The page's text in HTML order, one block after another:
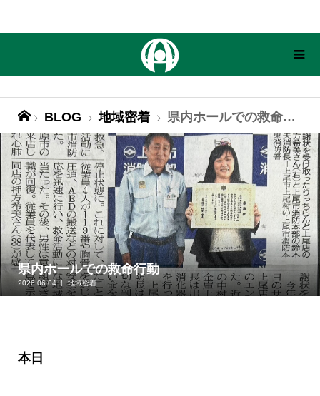
BLOG 地域密着 県内ホールでの救命行動
県内ホールでの救命行動
2026.06.04 地域密着
本日